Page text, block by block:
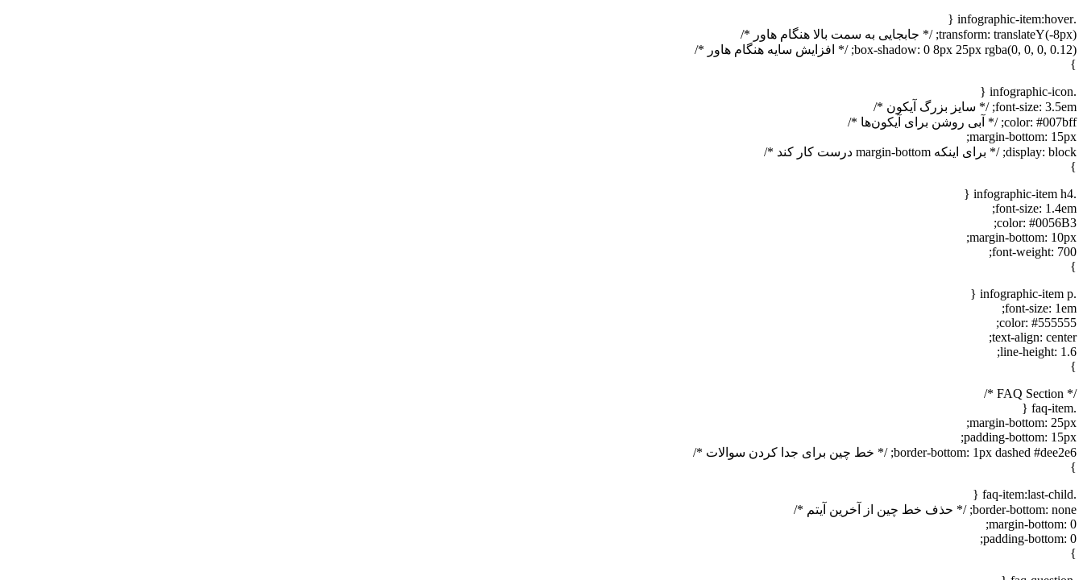
.infographic-item:hover {
transform: translateY(-8px); /* جابجایی به سمت بالا هنگام هاور */
box-shadow: 0 8px 25px rgba(0, 0, 0, 0.12); /* افزایش سایه هنگام هاور */
}
.infographic-icon {
font-size: 3.5em; /* سایز بزرگ آیکون */
color: #007bff; /* آبی روشن برای آیکون‌ها */
margin-bottom: 15px;
display: block; /* برای اینکه margin-bottom درست کار کند */
}
.infographic-item h4 {
font-size: 1.4em;
color: #0056B3;
margin-bottom: 10px;
font-weight: 700;
}
.infographic-item p {
font-size: 1em;
color: #555555;
text-align: center;
line-height: 1.6;
}
/* FAQ Section */
.faq-item {
margin-bottom: 25px;
padding-bottom: 15px;
border-bottom: 1px dashed #dee2e6; /* خط چین برای جدا کردن سوالات */
}
.faq-item:last-child {
border-bottom: none; /* حذف خط چین از آخرین آیتم */
margin-bottom: 0;
padding-bottom: 0;
}